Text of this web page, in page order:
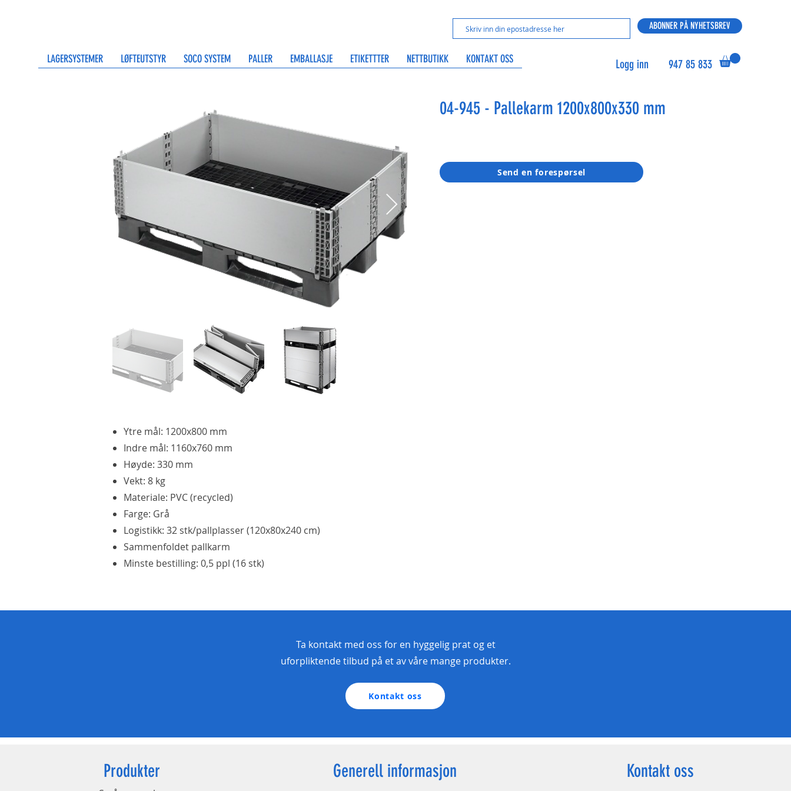
LAGERSYSTEMER LØFTEUTSTYR SOCO SYSTEM PALLER EMBALLASJE ETIKETTTER NETTBUTIKK KONTAKT OSS
ABONNER PÅ NYHETSBREV
947 85 833
Logg inn
04-945 - Pallekarm 1200x800x330 mm
Send en forespørsel
Ytre mål: 1200x800 mm
Indre mål: 1160x760 mm
Høyde: 330 mm
Vekt: 8 kg
Materiale: PVC (recycled)
Farge: Grå
Logistikk: 32 stk/pallplasser (120x80x240 cm)
Sammenfoldet pallkarm
Minste bestilling: 0,5 ppl (16 stk)
Ta kontakt med oss for en hyggelig prat og et
uforpliktende tilbud på et av våre mange produkter.
Kontakt oss
Produkter Generell informasjon Kontakt oss